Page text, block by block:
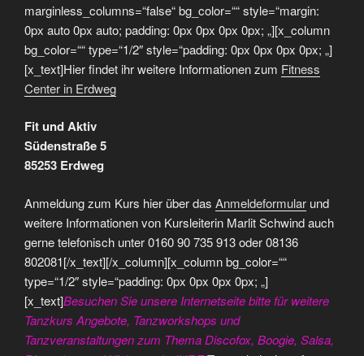
marginless_columns=“false“ bg_color=““ style=“margin:
0px auto 0px auto; padding: 0px 0px 0px 0px; „][x_column
bg_color=““ type=“1/2″ style=“padding: 0px 0px 0px 0px; „]
[x_text]Hier findet ihr weitere Informationen zum Fitness
Center in Erdweg
Fit und Aktiv
Südenstraße 5
85253 Erdweg
Anmeldung zum Kurs hier über das Anmeldeformular und
weitere Informationen von Kursleiterin Marlit Schwind auch
gerne telefonisch unter 0160 90 735 913 oder 08136
802081[/x_text][/x_column][x_column bg_color=““
type=“1/2″ style=“padding: 0px 0px 0px 0px; „]
[x_text]Besuchen Sie unsere Internetseite bitte für weitere
Tanzkurs Angebote, Tanzworkshops und
Tanzveranstaltungen zum Thema Discofox, Boogie, Salsa,